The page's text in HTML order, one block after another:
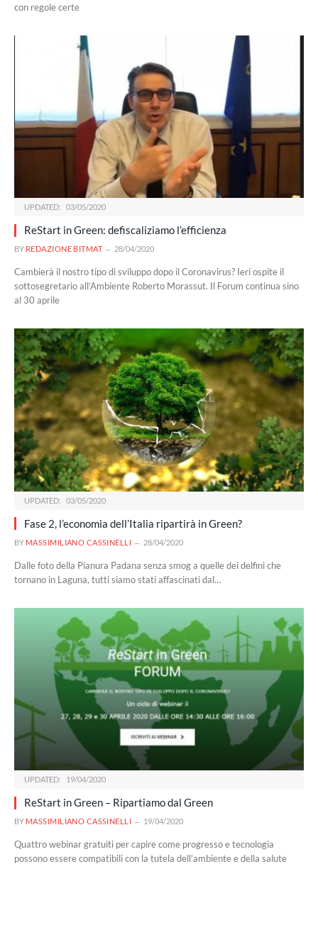
con regole certe
UPDATED: 03/05/2020
ReStart in Green: defiscaliziamo l’efficienza
BY REDAZIONE BITMAT 28/04/2020
Cambierà il nostro tipo di sviluppo dopo il Coronavirus? Ieri ospite il
sottosegretario all’Ambiente Roberto Morassut. Il Forum continua sino
al 30 aprile
UPDATED: 03/05/2020
Fase 2, l’economia dell’Italia ripartirà in Green?
BY MASSIMILIANO CASSINELLI 28/04/2020
Dalle foto della Pianura Padana senza smog a quelle dei delfini che
tornano in Laguna, tutti siamo stati affascinati dal…
UPDATED: 19/04/2020
ReStart in Green – Ripartiamo dal Green
BY MASSIMILIANO CASSINELLI 19/04/2020
Quattro webinar gratuiti per capire come progresso e tecnologia
possono essere compatibili con la tutela dell’ambiente e della salute